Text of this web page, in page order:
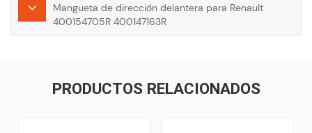
Mangueta de dirección delantera para Renault
400154705R 400147163R
PRODUCTOS RELACIONADOS